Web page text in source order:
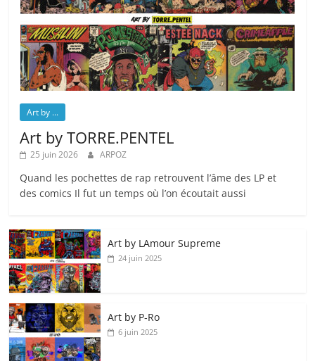
Art by ...
Art by TORRE.PENTEL
25 juin 2026 ARPOZ
Quand les pochettes de rap retrouvent l’âme des LP et
des comics Il fut un temps où l’on écoutait aussi
Art by LAmour Supreme
24 juin 2025
Art by P‑Ro
6 juin 2025